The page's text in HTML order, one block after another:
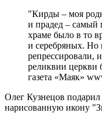
"Кирды – моя
и прадед – самый
храме было в то
и серебряных. Но
репрессировали,
реликвии церкви
газета «Маяк»
Олег Кузнецов
нарисованную икону